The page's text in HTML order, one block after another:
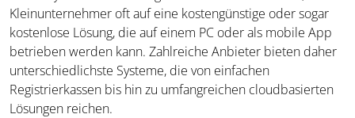
Kleinunternehmer oft auf eine kostengünstige oder sogar
kostenlose Lösung, die auf einem PC oder als mobile App
betrieben werden kann. Zahlreiche Anbieter bieten daher
unterschiedlichste Systeme, die von einfachen
Registrierkassen bis hin zu umfangreichen cloudbasierten
Lösungen reichen.